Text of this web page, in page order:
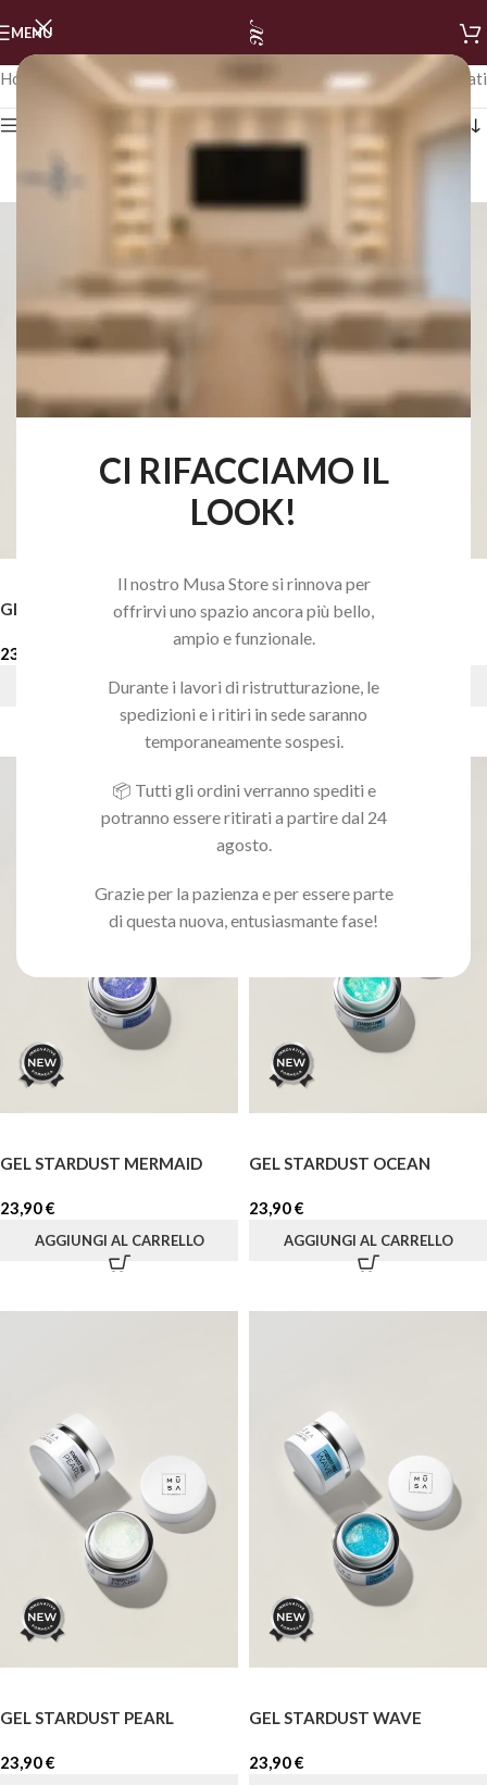
CI RIFACCIAMO IL
LOOK!
Il nostro Musa Store si rinnova per
offrirvi uno spazio ancora più bello,
ampio e funzionale.
Durante i lavori di ristrutturazione, le
spedizioni e i ritiri in sede saranno
temporaneamente sospesi.
📦 Tutti gli ordini verranno spediti e
potranno essere ritirati a partire dal 24
agosto.
Grazie per la pazienza e per essere parte
di questa nuova, entusiasmante fase!
MENU
Home LINEA NAILS Visualizzazione di 1-24 di 354 risultati
GEL STARDUST CORAL
23,90
AGGIUNGI AL CARRELLO
GEL STARDUST GLOW
AGGIUNGI AL CARRELLO
GEL STARDUST MERMAID
23,90€
AGGIUNGI AL CARRELLO
GEL STARDUST OCEAN
23,90€
AGGIUNGI AL CARRELLO
GEL STARDUST PEARL
23,90€
GEL STARDUST WAVE
23,90€